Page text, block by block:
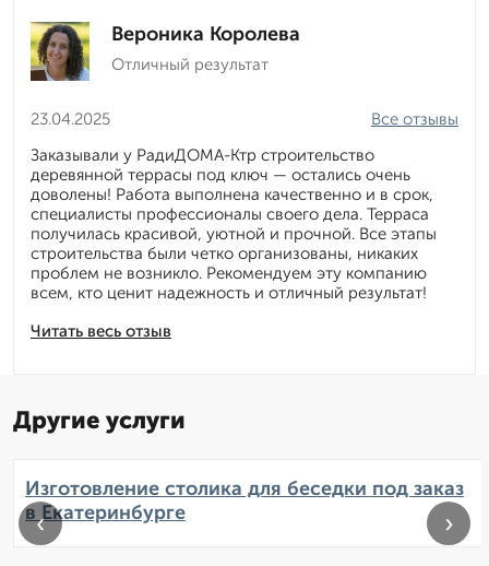
Вероника Королева
Отличный результат
23.04.2025
Читать весь отзыв
Все отзывы
Заказывали у РадиДОМА-Ктр строительство
деревянной террасы под ключ — остались очень
доволены! Работа выполнена качественно и в срок,
специалисты профессионалы своего дела. Терраса
получилась красивой, уютной и прочной. Все этапы
строительства были четко организованы, никаких
проблем не возникло. Рекомендуем эту компанию
всем, кто ценит надежность и отличный результат!
Другие услуги
Изготовление столика для беседки под заказ
в Екатеринбурге
‹ ›